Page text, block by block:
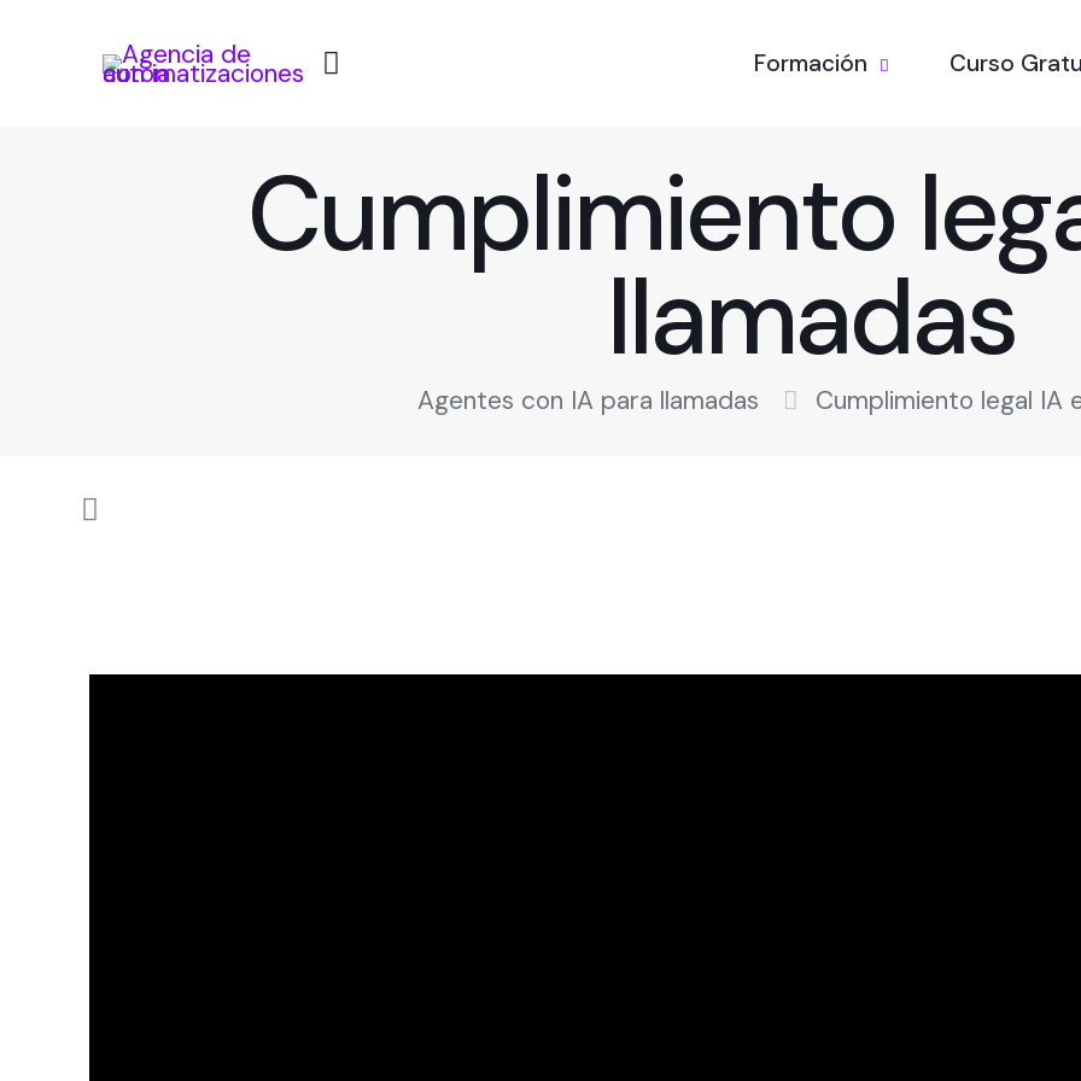
Formación Curso
Cumplimiento
llamadas
Agentes con IA para llamadas Cumplimiento legal IA